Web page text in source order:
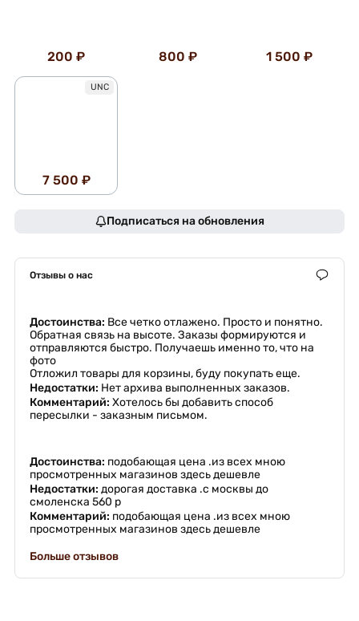
200 ₽ 800 ₽ 1 500 ₽
UNC
7 500 ₽
Подписаться на обновления
Отзывы о нас
Достоинства: Все четко отлажено. Просто и понятно.
Обратная связь на высоте. Заказы формируются и
отправляются быстро. Получаешь именно то, что на
фото
Отложил товары для корзины, буду покупать еще.
Недостатки: Нет архива выполненных заказов.
Комментарий: Хотелось бы добавить способ
пересылки - заказным письмом.
Достоинства: подобающая цена .из всех мною
просмотренных магазинов здесь дешевле
Недостатки: дорогая доставка .с москвы до
смоленска 560 р
Комментарий: подобающая цена .из всех мною
просмотренных магазинов здесь дешевле
Больше отзывов